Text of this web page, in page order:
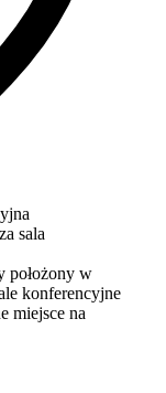
sala
położony w
konferencyjne
miejsce na